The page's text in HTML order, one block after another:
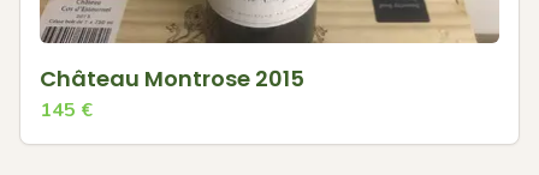
Château Montrose 2015
145 €